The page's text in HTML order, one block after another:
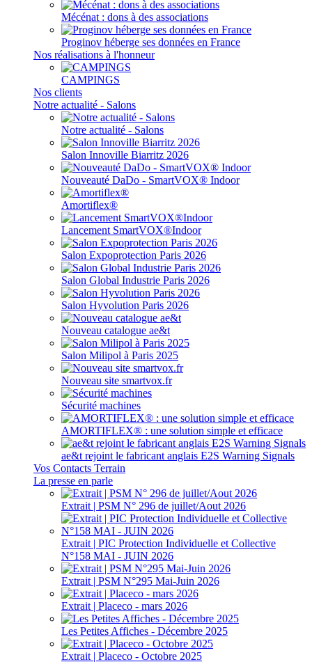
Mécénat : dons à des associations
Proginov héberge ses données en France
Nos réalisations à l'honneur
CAMPINGS
Nos clients
Notre actualité - Salons
Notre actualité - Salons
Salon Innoville Biarritz 2026
Nouveauté DaDo - SmartVOX® Indoor
Amortiflex®
Lancement SmartVOX®Indoor
Salon Expoprotection Paris 2026
Salon Global Industrie Paris 2026
Salon Hyvolution Paris 2026
Nouveau catalogue ae&t
Salon Milipol à Paris 2025
Nouveau site smartvox.fr
Sécurité machines
AMORTIFLEX® : une solution simple et efficace
ae&t rejoint le fabricant anglais E2S Warning Signals
Vos Contacts Terrain
La presse en parle
Extrait | PSM N° 296 de juillet/Aout 2026
Extrait | PIC Protection Individuelle et Collective
N°158 MAI - JUIN 2026
Extrait | PSM N°295 Mai-Juin 2026
Extrait | Placeco - mars 2026
Les Petites Affiches - Décembre 2025
Extrait | Placeco - Octobre 2025